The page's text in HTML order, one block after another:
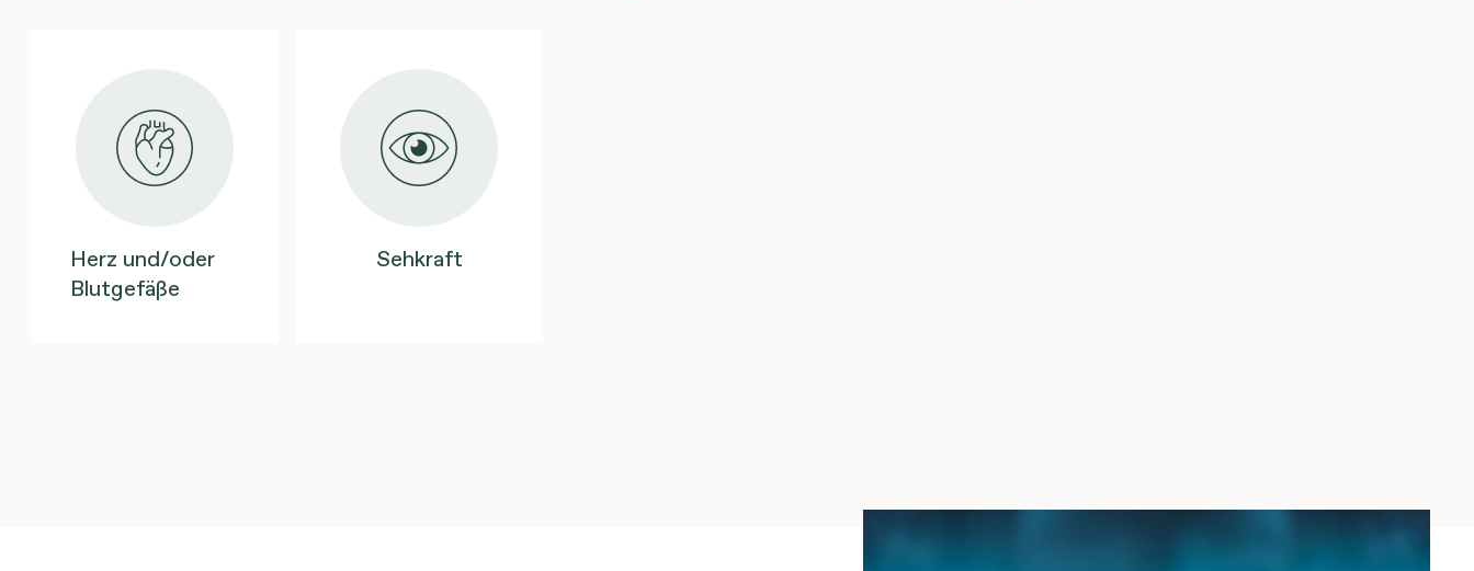
Herz und/oder
Blutgefäße
Sehkraft